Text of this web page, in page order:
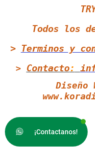
Todos los
> Terminos y
> Contacto:
Diseño
¡Contactanos!